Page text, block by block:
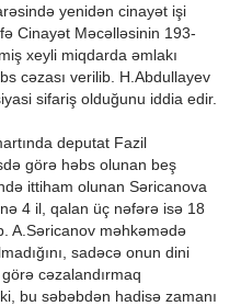
yenidən cinayət işi
Cinayət Məcəlləsinin 193-
xeyli miqdarda əmlakı
cəzası verilib. H.Abdullayev
sifariş olduğunu iddia edir.
deputat Fazil
görə həbs olunan beş
ittiham olunan Səricanova
4 il, qalan üç nəfərə isə 18
A.Səricanov məhkəmədə
sadəcə onun dini
cəzalandırmaq
bu səbəbdən hadisə zamanı